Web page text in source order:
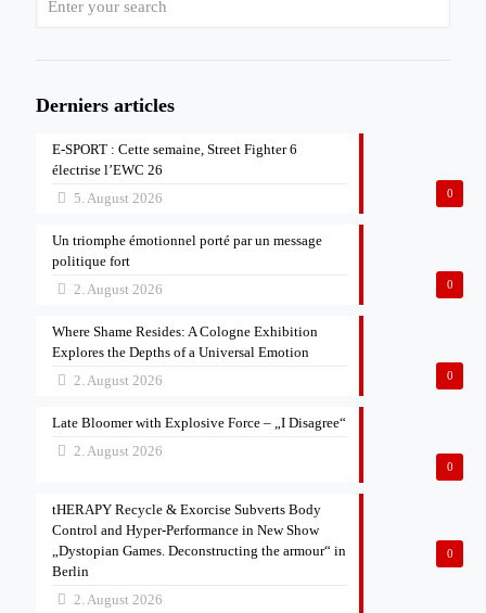
Derniers articles
0
E-SPORT : Cette semaine, Street Fighter 6
électrise l’EWC 26
5. August 2026
0
Un triomphe émotionnel porté par un message
politique fort
2. August 2026
0
Where Shame Resides: A Cologne Exhibition
Explores the Depths of a Universal Emotion
2. August 2026
0
Late Bloomer with Explosive Force – „I Disagree“
2. August 2026
0
tHERAPY Recycle & Exorcise Subverts Body
Control and Hyper-Performance in New Show
„Dystopian Games. Deconstructing the armour“ in
Berlin
2. August 2026